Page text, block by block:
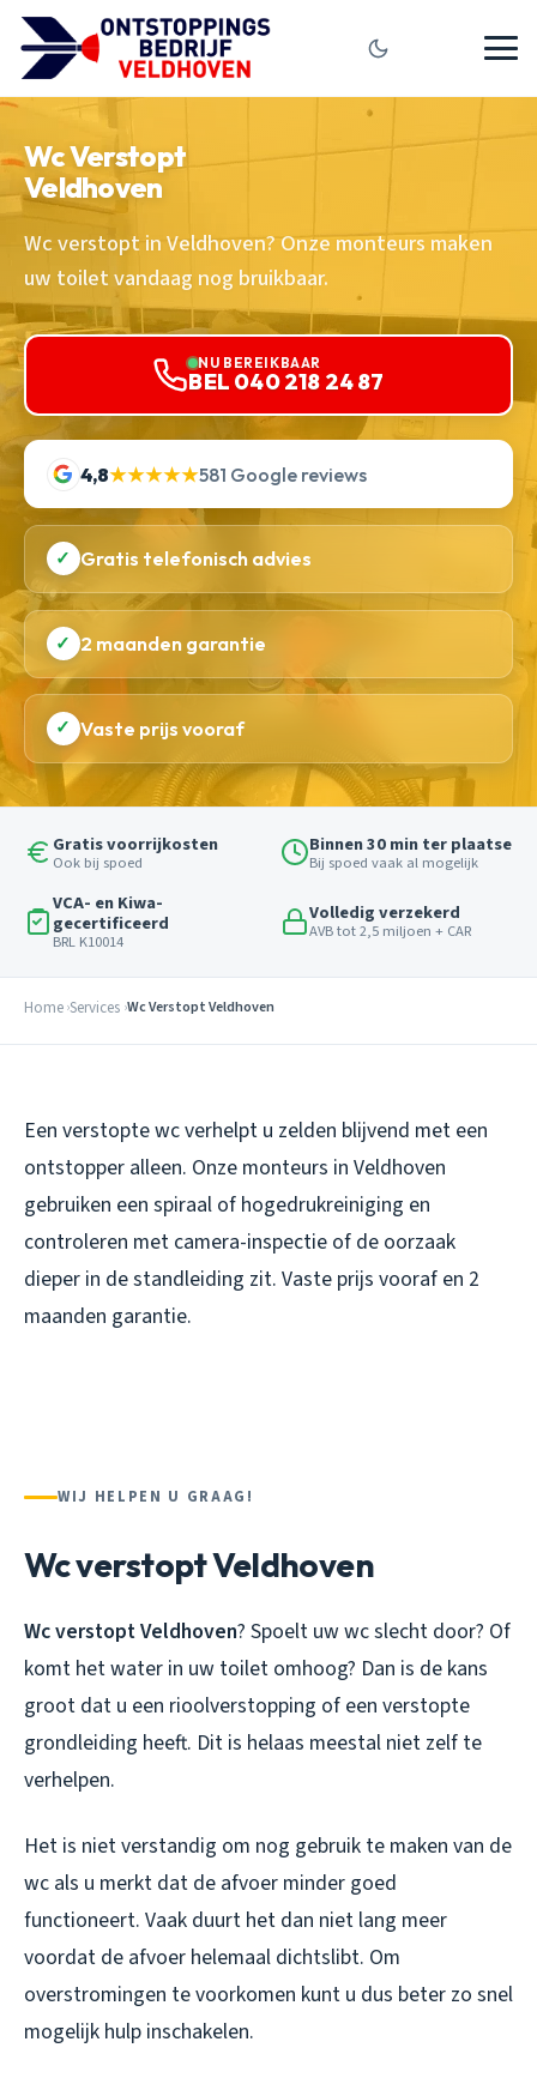
Wc Verstopt
Veldhoven
Wc verstopt in Veldhoven? Onze monteurs maken
uw toilet vandaag nog bruikbaar.
NU BEREIKBAAR
BEL 040 218 24 87
4,8★★★★★581 Google reviews
✓ Gratis telefonisch advies
✓ 2 maanden garantie
✓ Vaste prijs vooraf
Gratis voorrijkosten
Ook bij spoed
Binnen 30 min ter plaatse
Bij spoed vaak al mogelijk
VCA- en Kiwa-
gecertificeerd
BRL K10014
Volledig verzekerd
AVB tot 2,5 miljoen + CAR
Home Services Wc Verstopt Veldhoven
Een verstopte wc verhelpt u zelden blijvend met een
ontstopper alleen. Onze monteurs in Veldhoven
gebruiken een spiraal of hogedrukreiniging en
controleren met camera-inspectie of de oorzaak
dieper in de standleiding zit. Vaste prijs vooraf en 2
maanden garantie.
WIJ HELPEN U GRAAG!
Wc verstopt Veldhoven
Wc verstopt Veldhoven? Spoelt uw wc slecht door? Of
komt het water in uw toilet omhoog? Dan is de kans
groot dat u een rioolverstopping of een verstopte
grondleiding heeft. Dit is helaas meestal niet zelf te
verhelpen.
Het is niet verstandig om nog gebruik te maken van de
wc als u merkt dat de afvoer minder goed
functioneert. Vaak duurt het dan niet lang meer
voordat de afvoer helemaal dichtslibt. Om
overstromingen te voorkomen kunt u dus beter zo snel
mogelijk hulp inschakelen.